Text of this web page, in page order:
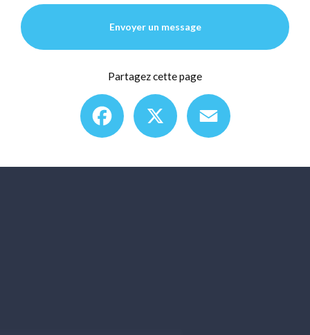
Envoyer un message
Partagez cette page
Facebook